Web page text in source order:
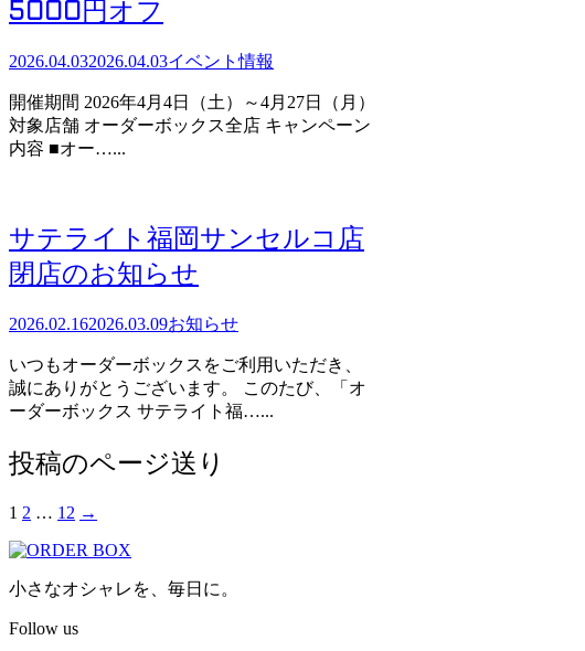
5000円オフ
2026.04.032026.04.03イベント情報
開催期間 2026年4月4日（土）～4月27日（月）
対象店舗 オーダーボックス全店 キャンペーン
内容 ■オー…...
サテライト福岡サンセルコ店
閉店のお知らせ
2026.02.162026.03.09お知らせ
いつもオーダーボックスをご利用いただき、
誠にありがとうございます。 このたび、「オ
ーダーボックス サテライト福…...
投稿のページ送り
1 2 … 12 →
小さなオシャレを、毎日に。
Follow us